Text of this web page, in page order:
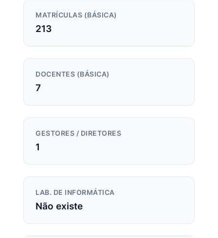
MATRÍCULAS (BÁSICA)
213
DOCENTES (BÁSICA)
7
GESTORES / DIRETORES
1
LAB. DE INFORMÁTICA
Não existe